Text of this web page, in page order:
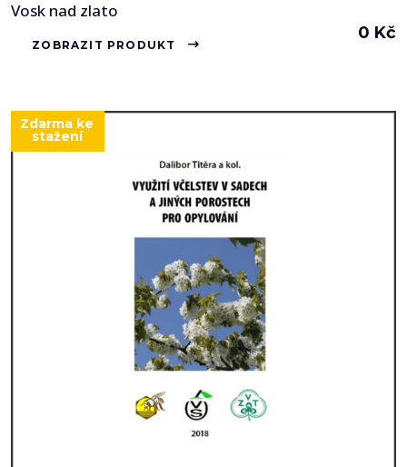
Vosk nad zlato
0 Kč
ZOBRAZIT PRODUKT
Zdarma ke
stažení